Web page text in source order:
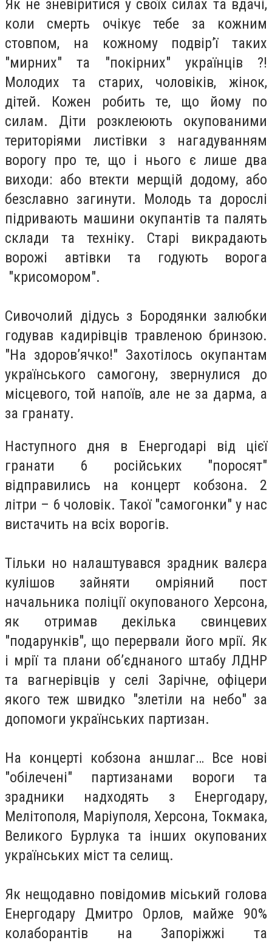
Як не зневіритися у своїх силах та вдачі,
коли смерть очікує тебе за кожним
стовпом, на кожному подвір’ї таких
"мирних" та "покірних" українців ?!
Молодих та старих, чоловіків, жінок,
дітей. Кожен робить те, що йому по
силам. Діти розклеюють окупованими
територіями листівки з нагадуванням
ворогу про те, що і нього є лише два
виходи: або втекти мерщій додому, або
безславно загинути. Молодь та дорослі
підривають машини окупантів та палять
склади та техніку. Старі викрадають
ворожі автівки та годують ворога
"крисомором".
Сивочолий дідусь з Бородянки залюбки
годував кадирівців травленою бринзою.
"На здоров’ячко!" Захотілось окупантам
українського самогону, звернулися до
місцевого, той напоїв, але не за дарма, а
за гранату.
Наступного дня в Енергодарі від цієї
гранати 6 російських "поросят"
відправились на концерт кобзона. 2
літри – 6 чоловік. Такої "самогонки" у нас
вистачить на всіх ворогів.
Тільки но налаштувався зрадник валєра
кулішов зайняти омріяний пост
начальника поліції окупованого Херсона,
як отримав декілька свинцевих
"подарунків", що перервали його мрії. Як
і мрії та плани об’єднаного штабу ЛДНР
та вагнерівців у селі Зарічне, офіцери
якого теж швидко "злетіли на небо" за
допомоги українських партизан.
На концерті кобзона аншлаг… Все нові
"обілечені" партизанами вороги та
зрадники надходять з Енергодару,
Мелітополя, Маріуполя, Херсона, Токмака,
Великого Бурлука та інших окупованих
українських міст та селищ.
Як нещодавно повідомив міський голова
Енергодару Дмитро Орлов, майже 90%
колаборантів на Запоріжжі та